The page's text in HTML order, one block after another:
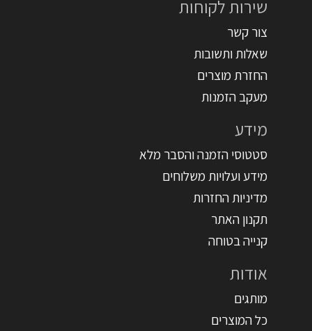
שירות לקוחות
צור קשר
שאלות ותשובות
החזרת מוצרים
מעקב הזמנות
מידע
סטטוסי הזמנה והסבר מלא
מידע ועלויות משלוחים
מדיניות החזרות
תקנון האתר
קנייה בטוחה
אודות
מותגים
כל המוצרים